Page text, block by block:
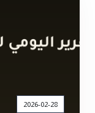
2026-02-28